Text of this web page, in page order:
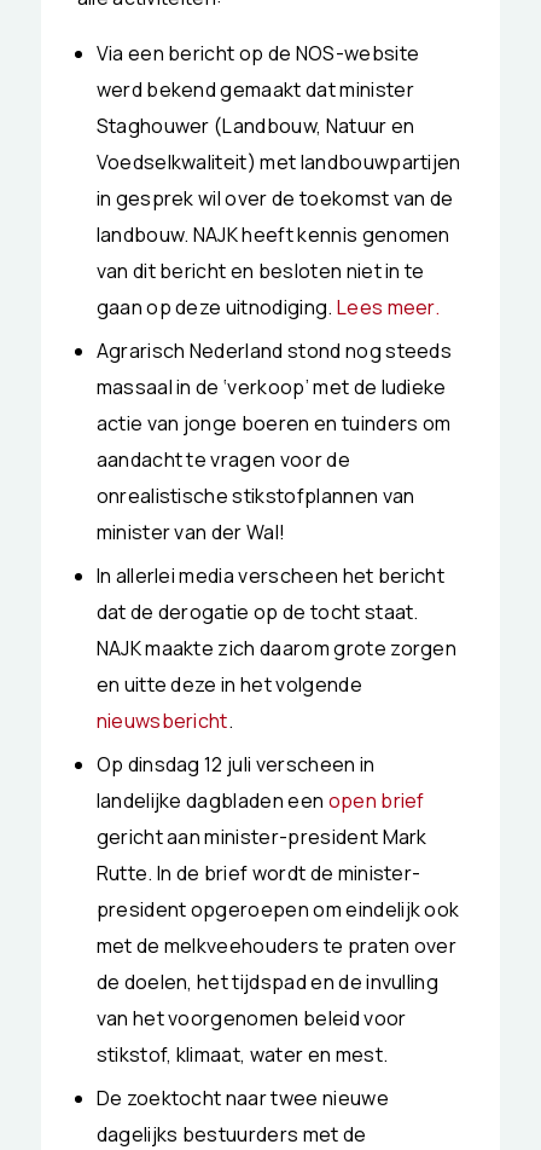
Via een bericht op de NOS-website
werd bekend gemaakt dat minister
Staghouwer (Landbouw, Natuur en
Voedselkwaliteit) met landbouwpartijen
in gesprek wil over de toekomst van de
landbouw. NAJK heeft kennis genomen
van dit bericht en besloten niet in te
gaan op deze uitnodiging. Lees meer.
Agrarisch Nederland stond nog steeds
massaal in de ‘verkoop’ met de ludieke
actie van jonge boeren en tuinders om
aandacht te vragen voor de
onrealistische stikstofplannen van
minister van der Wal!
In allerlei media verscheen het bericht
dat de derogatie op de tocht staat.
NAJK maakte zich daarom grote zorgen
en uitte deze in het volgende
nieuwsbericht.
Op dinsdag 12 juli verscheen in
landelijke dagbladen een open brief
gericht aan minister-president Mark
Rutte. In de brief wordt de minister-
president opgeroepen om eindelijk ook
met de melkveehouders te praten over
de doelen, het tijdspad en de invulling
van het voorgenomen beleid voor
stikstof, klimaat, water en mest.
De zoektocht naar twee nieuwe
dagelijks bestuurders met de